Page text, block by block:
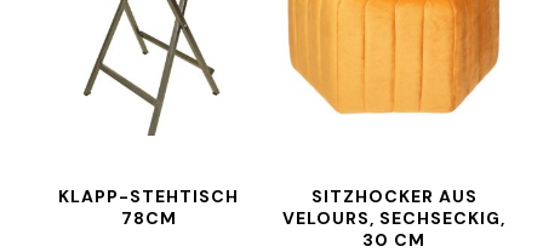
KLAPP-STEHTISCH
78CM
SITZHOCKER AUS
VELOURS, SECHSECKIG,
30 CM